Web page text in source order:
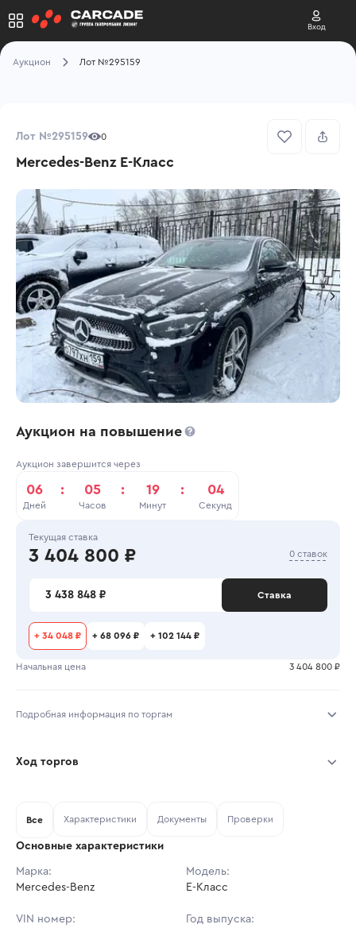
Вход
Аукцион Лот №295159
Лот №295159 0
Mercedes-Benz E-Класс
Аукцион на повышение
Аукцион завершится через
06
Дней
: 05
Часов
: 19
Минут
: 04
Секунд
Текущая ставка
3 404 800 ₽ 0 ставок
3 438 848 ₽ Ставка
+ 34 048 ₽ + 68 096 ₽ + 102 144 ₽
Начальная цена 3 404 800 ₽
Подробная информация по торгам
Тип аукциона: Открытые торги
Шаг торгов: 34 048 ₽
Кол-во ставок:
Ход торгов
Ставок не найдено
в аукционах
Все Характеристики Документы Проверки
Основные характеристики
Марка:
Mercedes-Benz
Модель:
E-Класс
VIN номер:
Год выпуска: